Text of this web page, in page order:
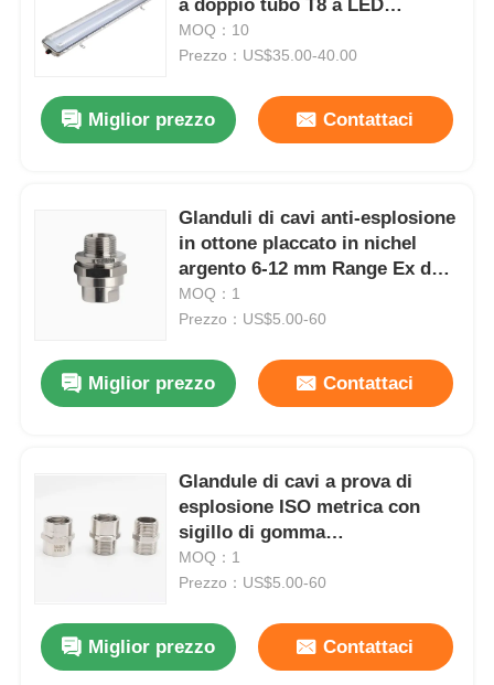
a doppio tubo T8 a LED
antideflagrante
MOQ：10
Prezzo：US$35.00-40.00
Miglior prezzo Contattaci
Glanduli di cavi anti-esplosione
in ottone placcato in nichel
argento 6-12 mm Range Ex db
IIC T6 Gb IP66
MOQ：1
Prezzo：US$5.00-60
Miglior prezzo Contattaci
Glandule di cavi a prova di
esplosione ISO metrica con
sigillo di gomma
intrinsecamente sicure
MOQ：1
Prezzo：US$5.00-60
Miglior prezzo Contattaci